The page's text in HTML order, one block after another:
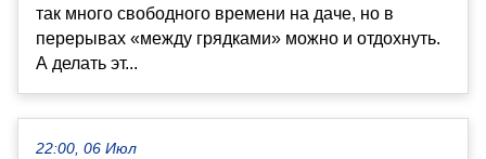
так много свободного времени на даче, но в
перерывах «между грядками» можно и отдохнуть.
А делать эт...
22:00, 06 Июл